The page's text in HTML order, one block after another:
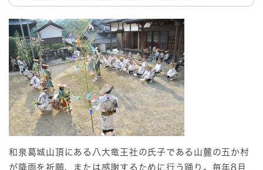
和泉葛城山頂にある八大竜王社の氏子である山麓の五か村
が降雨を祈願、または感謝するために行う踊り。毎年8月